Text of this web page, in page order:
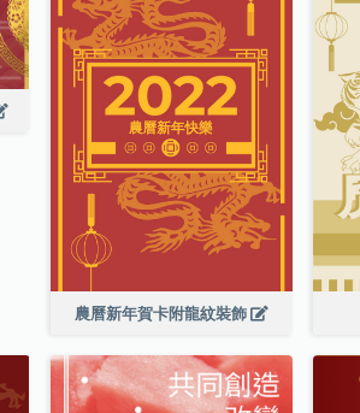
農曆新年賀卡附龍紋裝飾